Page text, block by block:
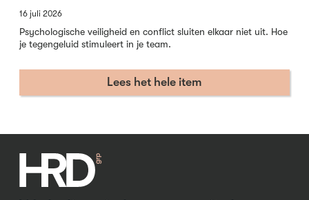
16 juli 2026
Psychologische veiligheid en conflict sluiten elkaar niet uit. Hoe
je tegengeluid stimuleert in je team.
Lees het hele item